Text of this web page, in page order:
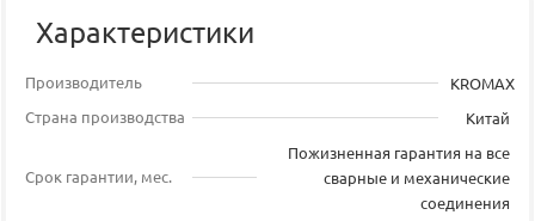
Характеристики
Производитель
KROMAX
Страна производства
Китай
Срок гарантии, мес.
Пожизненная гарантия на все
сварные и механические
соединения